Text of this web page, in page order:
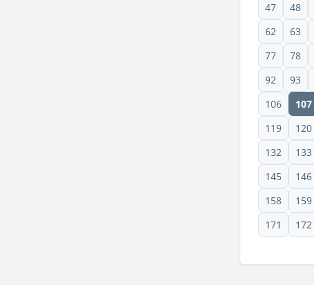
47
48
62
63
77
78
92
93
106
107
119
120
132
133
145
146
158
159
171
172